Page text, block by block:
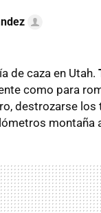
de caza en Utah.
como para
destrozarse los
montaña